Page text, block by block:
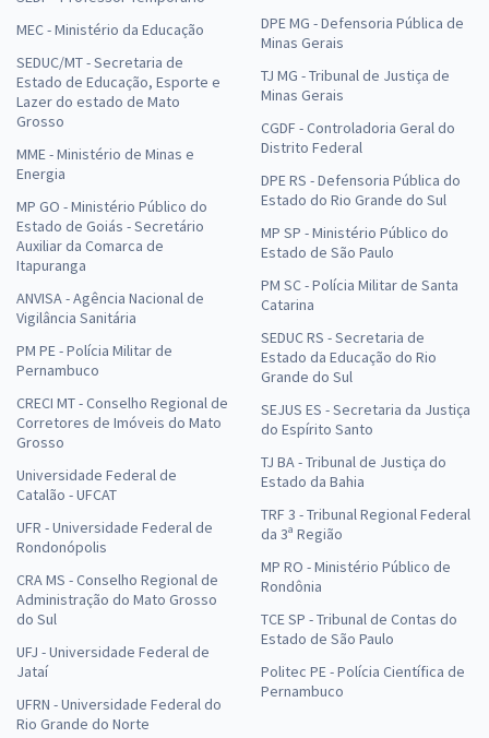
MEC - Ministério da Educação
SEDUC/MT - Secretaria de
Estado de Educação, Esporte e
Lazer do estado de Mato
Grosso
MME - Ministério de Minas e
Energia
MP GO - Ministério Público do
Estado de Goiás - Secretário
Auxiliar da Comarca de
Itapuranga
ANVISA - Agência Nacional de
Vigilância Sanitária
PM PE - Polícia Militar de
Pernambuco
CRECI MT - Conselho Regional de
Corretores de Imóveis do Mato
Grosso
Universidade Federal de
Catalão - UFCAT
UFR - Universidade Federal de
Rondonópolis
CRA MS - Conselho Regional de
Administração do Mato Grosso
do Sul
UFJ - Universidade Federal de
Jataí
UFRN - Universidade Federal do
Rio Grande do Norte
DPE MG - Defensoria Pública de
Minas Gerais
TJ MG - Tribunal de Justiça de
Minas Gerais
CGDF - Controladoria Geral do
Distrito Federal
DPE RS - Defensoria Pública do
Estado do Rio Grande do Sul
MP SP - Ministério Público do
Estado de São Paulo
PM SC - Polícia Militar de Santa
Catarina
SEDUC RS - Secretaria de
Estado da Educação do Rio
Grande do Sul
SEJUS ES - Secretaria da Justiça
do Espírito Santo
TJ BA - Tribunal de Justiça do
Estado da Bahia
TRF 3 - Tribunal Regional Federal
da 3ª Região
MP RO - Ministério Público de
Rondônia
TCE SP - Tribunal de Contas do
Estado de São Paulo
Politec PE - Polícia Científica de
Pernambuco